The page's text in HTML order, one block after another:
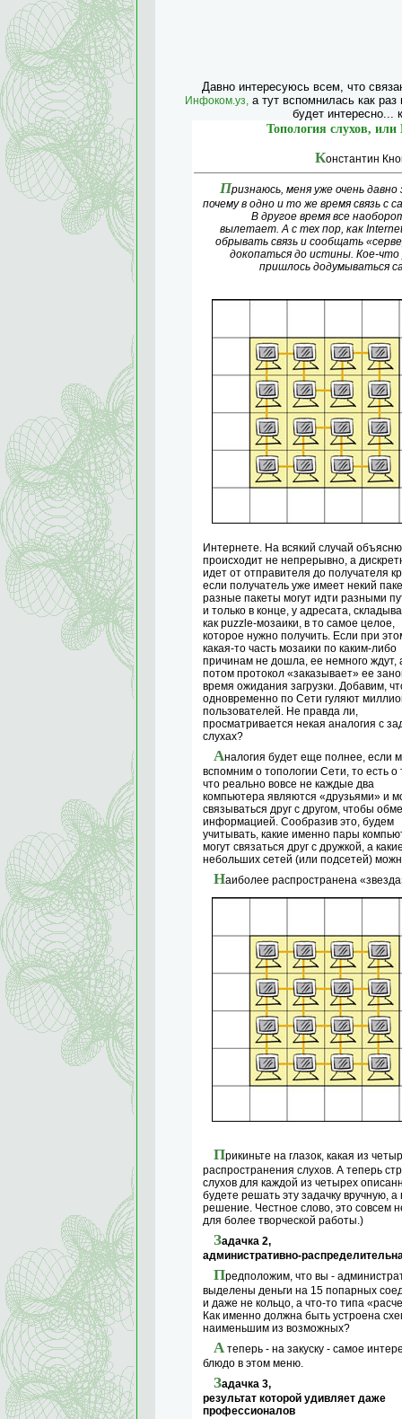
Давно интересуюсь всем, что
Инфоком.уз, а тут вспомнилась как
будет интересно...
Топология слухов,
Константин
Признаюсь, меня уже очень
почему в одно и то же время связь с
В другое время все
вылетает. А с тех пор, как
обрывать связь и сообщать
докопаться до истины. Кое-
пришлось додумываться
Интернете. На всякий случай
происходит не непрерывно, а
идет от отправителя до получателя
если получатель уже имеет некий
разные пакеты могут идти разными
и только в конце, у адресата,
как puzzle-мозаики, в то самое целое,
которое нужно получить. Если при
какая-то часть мозаики по каким-либо
причинам не дошла, ее немного ждут,
потом протокол «заказывает» ее
время ожидания загрузки. Добавим,
одновременно по Сети гуляют
пользователей. Не правда ли,
просматривается некая аналогия с
слухах?
Аналогия будет еще полнее, если
вспомним о топологии Сети, то есть о
что реально вовсе не каждые два
компьютера являются «друзьями» и
связываться друг с другом, чтобы
информацией. Сообразив это, будем
учитывать, какие именно пары
могут связаться друг с дружкой, а
небольших сетей (или подсетей)
Наиболее распространена
Прикиньте на глазок, какая из
распространения слухов. А теперь
слухов для каждой из четырех
будете решать эту задачку вручную,
решение. Честное слово, это совсем
для более творческой работы.)
Задачка 2,
административно-
Предположим, что вы -
выделены деньги на 15 попарных
и даже не кольцо, а что-то типа
Как именно должна быть устроена
наименьшим из возможных?
Атеперь - на закуску - самое
блюдо в этом меню.
Задачка 3,
результат которой удивляет даже
профессионалов